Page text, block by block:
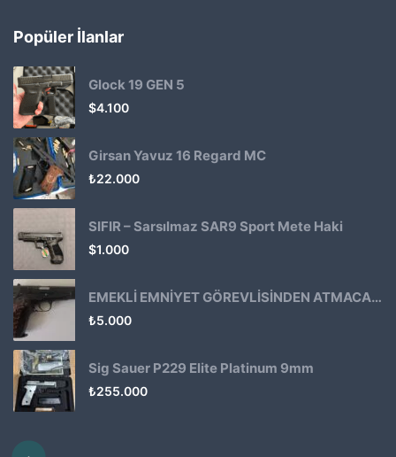
Popüler İlanlar
Glock 19 GEN 5
$4.100
Girsan Yavuz 16 Regard MC
₺22.000
SIFIR – Sarsılmaz SAR9 Sport Mete Haki
$1.000
EMEKLİ EMNİYET GÖREVLİSİNDEN ATMACA 53 KLASİK14
₺5.000
Sig Sauer P229 Elite Platinum 9mm
₺255.000